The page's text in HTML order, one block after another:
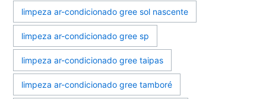
limpeza ar-condicionado gree sol nascente
limpeza ar-condicionado gree sp
limpeza ar-condicionado gree taipas
limpeza ar-condicionado gree tamboré